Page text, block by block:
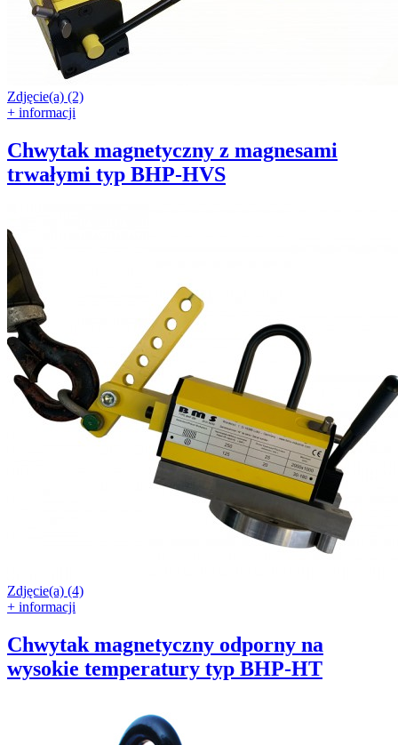
Zdjęcie(a) (2)
+ informacji
Chwytak magnetyczny z magnesami
trwałymi typ BHP-HVS
Zdjęcie(a) (4)
+ informacji
Chwytak magnetyczny odporny na
wysokie temperatury typ BHP-HT